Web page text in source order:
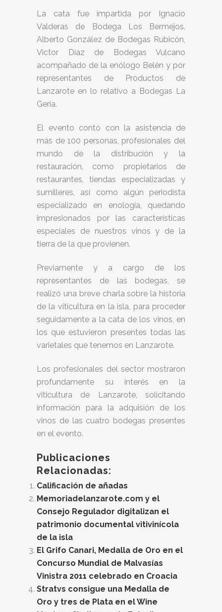
La cata fue impartida por Ignacio
Valderas de Bodega Los Bermejos,
Alberto González de Bodegas Rubicón,
Victor Díaz de Bodegas Vulcano
acompañado de la enólogo Belén y por
representantes de Productos de
Lanzarote en lo relativo a Bodegas La
Geria.
El evento contó con la asistencia de
más de 100 personas, profesionales del
mundo de la distribución y la
restauración, como propietarios de
restaurantes, tiendas especializadas y
sumilleres, así como algún periodista
especializado en enología, quedando
impresionados por las características
especiales de nuestros vinos y de la
tierra de la que provienen.
Previamente y a cargo de los
representantes de las bodegas, se
realizó una breve charla sobre la historia
de la viticultura en la isla, para proceder
seguidamente a la cata de los vinos, en
los que estuvieron presentes todas las
varietales que tenemos en Lanzarote.
Los profesionales del sector mostraron
profundamente su interés en la
viticultura de Lanzarote, solicitando
información para la adquisión de los
vinos de las cuatro bodegas presentes
en el evento.
Publicaciones
Relacionadas:
Calificación de añadas
Memoriadelanzarote.com y el
Consejo Regulador digitalizan el
patrimonio documental vitivinícola
de la isla
El Grifo Canari, Medalla de Oro en el
Concurso Mundial de Malvasías
Vinistra 2011 celebrado en Croacia
Stratvs consigue una Medalla de
Oro y tres de Plata en el Wine